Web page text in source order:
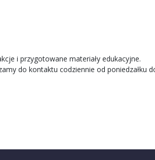
i przygotowane materiały edukacyjne.
do kontaktu codziennie od poniedzałku